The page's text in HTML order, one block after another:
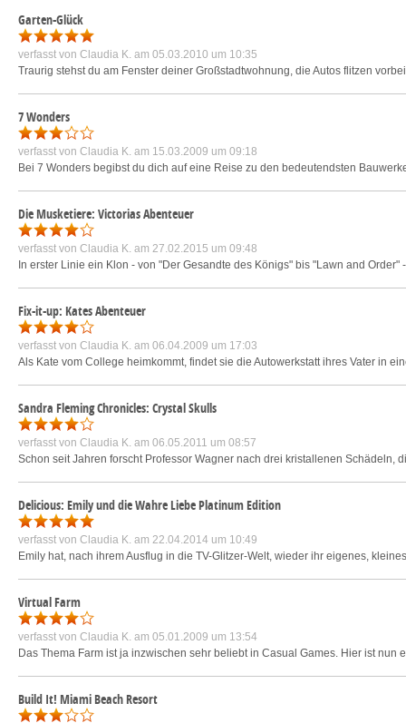
Garten-Glück
verfasst von Claudia K. am 05.03.2010 um 10:35
Traurig stehst du am Fenster deiner Großstadtwohnung, die Autos flitzen
7 Wonders
verfasst von Claudia K. am 15.03.2009 um 09:18
Bei 7 Wonders begibst du dich auf eine Reise zu den bedeutendsten
Die Musketiere: Victorias Abenteuer
verfasst von Claudia K. am 27.02.2015 um 09:48
In erster Linie ein Klon - von "Der Gesandte des Königs" bis "Lawn and
Fix-it-up: Kates Abenteuer
verfasst von Claudia K. am 06.04.2009 um 17:03
Als Kate vom College heimkommt, findet sie die Autowerkstatt ihres Vater in
Sandra Fleming Chronicles: Crystal Skulls
verfasst von Claudia K. am 06.05.2011 um 08:57
Schon seit Jahren forscht Professor Wagner nach drei kristallenen
Delicious: Emily und die Wahre Liebe Platinum Edition
verfasst von Claudia K. am 22.04.2014 um 10:49
Emily hat, nach ihrem Ausflug in die TV-Glitzer-Welt, wieder ihr eigenes,
Virtual Farm
verfasst von Claudia K. am 05.01.2009 um 13:54
Das Thema Farm ist ja inzwischen sehr beliebt in Casual Games. Hier ist
Build It! Miami Beach Resort